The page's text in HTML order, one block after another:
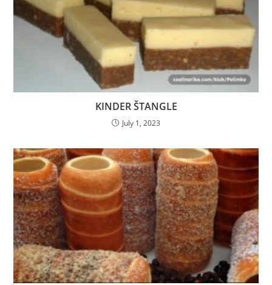
KINDER ŠTANGLE
July 1, 2023